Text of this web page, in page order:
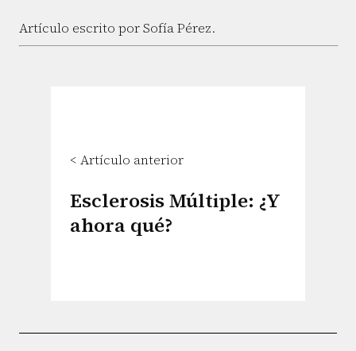
Artículo escrito por Sofía Pérez.
< Artículo anterior
Esclerosis Múltiple: ¿Y
ahora qué?